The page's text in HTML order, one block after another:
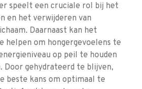
speelt een cruciale rol bij het
en het verwijderen van
Daarnaast kan het
helpen om hongergevoelens te
op peil te houden
Door gehydrateerd te blijven,
beste kans om optimaal te